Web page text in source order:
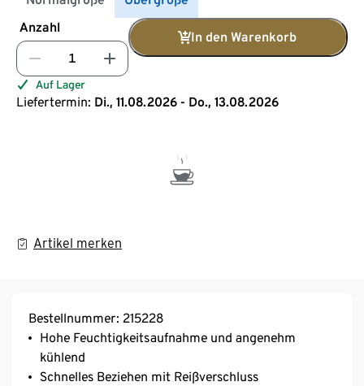
Anzahl
In den Warenkorb
Auf Lager
Liefertermin: Di., 11.08.2026 - Do., 13.08.2026
Artikel merken
Bestellnummer: 215228
Hohe Feuchtigkeitsaufnahme und angenehm
kühlend
Schnelles Beziehen mit Reißverschluss